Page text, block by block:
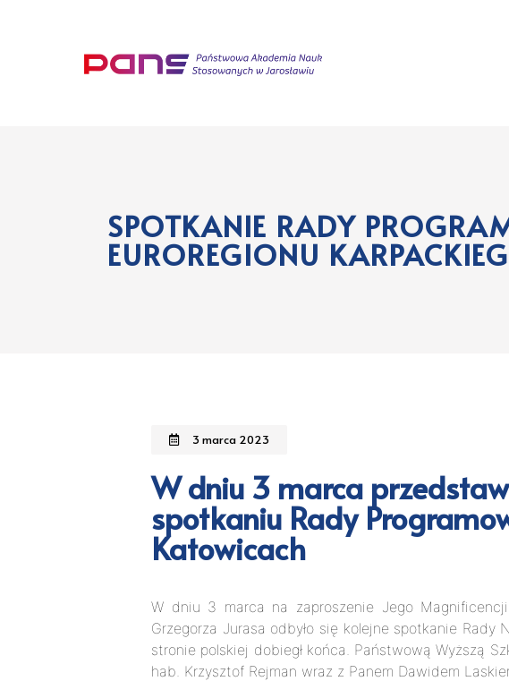
SPOTKANIE RADY
EUROREGIONU
3 marca 2023
W dniu 3 marca
spotkaniu Rady
Katowicach
W dniu 3 marca na zaproszenie Jego
Grzegorza Jurasa odbyło się kolejne spotkanie
stronie polskiej dobiegł końca. Państwową Wyższą
hab. Krzysztof Rejman wraz z Panem Dawidem